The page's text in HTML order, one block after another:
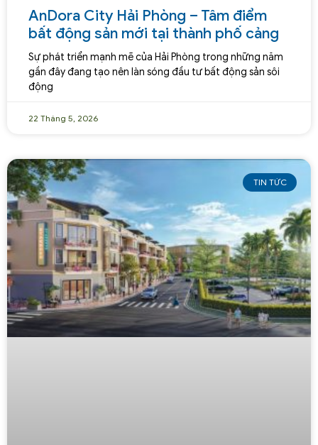
AnDora City Hải Phòng – Tâm điểm
bất động sản mới tại thành phố cảng
Sự phát triển mạnh mẽ của Hải Phòng trong những năm
gần đây đang tạo nên làn sóng đầu tư bất động sản sôi
động
22 Tháng 5, 2026
TIN TỨC